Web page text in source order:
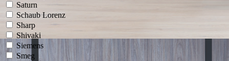
Saturn
Schaub Lorenz
Sharp
Shivaki
Siemens
Smeg